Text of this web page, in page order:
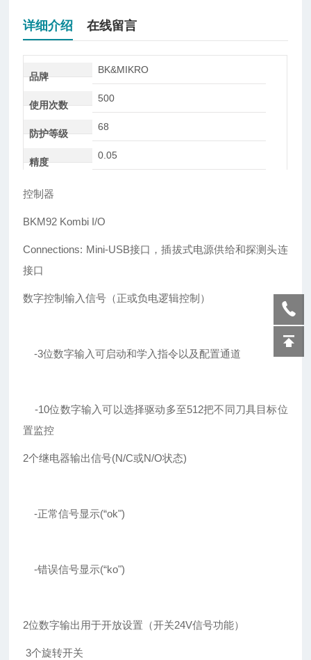
详细介绍 在线留言
品牌
BK&MIKRO
使用次数
500
防护等级
68
精度
0.05
控制器
BKM92 Kombi I/O
Connections: Mini-USB接口，插拔式电源供给和探测头连
接口
数字控制输入信号（正或负电逻辑控制）
-3位数字输入可启动和学入指令以及配置通道
-10位数字输入可以选择驱动多至512把不同刀具目标位
置监控
2个继电器输出信号(N/C或N/O状态)
-正常信号显示(“ok")
-错误信号显示(“ko")
2位数字输出用于开放设置（开关24V信号功能）
3个旋转开关